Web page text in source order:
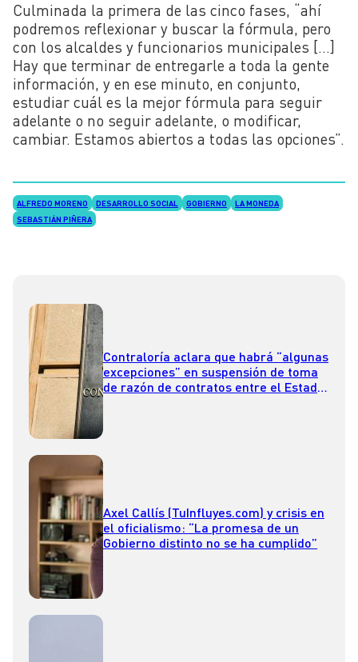
Culminada la primera de las cinco fases, “ahí
podremos reflexionar y buscar la fórmula, pero
con los alcaldes y funcionarios municipales […]
Hay que terminar de entregarle a toda la gente
información, y en ese minuto, en conjunto,
estudiar cuál es la mejor fórmula para seguir
adelante o no seguir adelante, o modificar,
cambiar. Estamos abiertos a todas las opciones”.
ALFREDO MORENO DESARROLLO SOCIAL GOBIERNO
LA MONEDA
SEBASTIÁN PIÑERA
Contraloría aclara que habrá “algunas
excepciones” en suspensión de toma
de razón de contratos entre el Estado
Axel Callís (TuInfluyes.com) y crisis en
el oficialismo: “La promesa de un
Gobierno distinto no se ha cumplido”